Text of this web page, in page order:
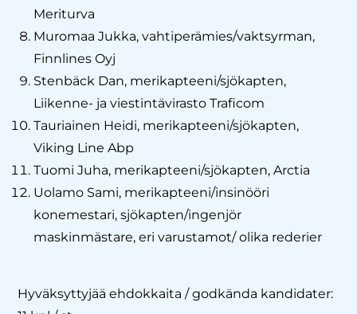
Meriturva
Muromaa Jukka, vahtiperämies/vaktsyrman,
Finnlines Oyj
Stenbäck Dan, merikapteeni/sjökapten,
Liikenne- ja viestintävirasto Traficom
Tauriainen Heidi, merikapteeni/sjökapten,
Viking Line Abp
Tuomi Juha, merikapteeni/sjökapten, Arctia
Uolamo Sami, merikapteeni/insinööri
konemestari, sjökapten/ingenjör
maskinmästare, eri varustamot/ olika rederier
Hyväksyttyjää ehdokkaita / godkända kandidater: